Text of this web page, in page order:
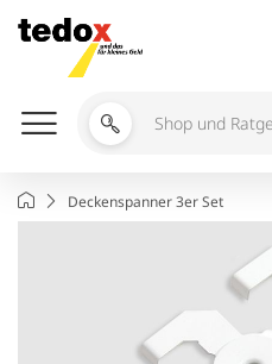
Inhalt
springen
Shop
durchsuchen
StartseiteDeckenspanner 3er Set